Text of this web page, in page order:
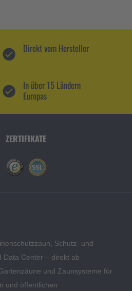
Direkt vom Hersteller
In über 15 Ländern
Europas
ZERTIFIKATE
Schutz- und
Data Center – direkt ab
und Zaunsysteme für
und öffentlichen